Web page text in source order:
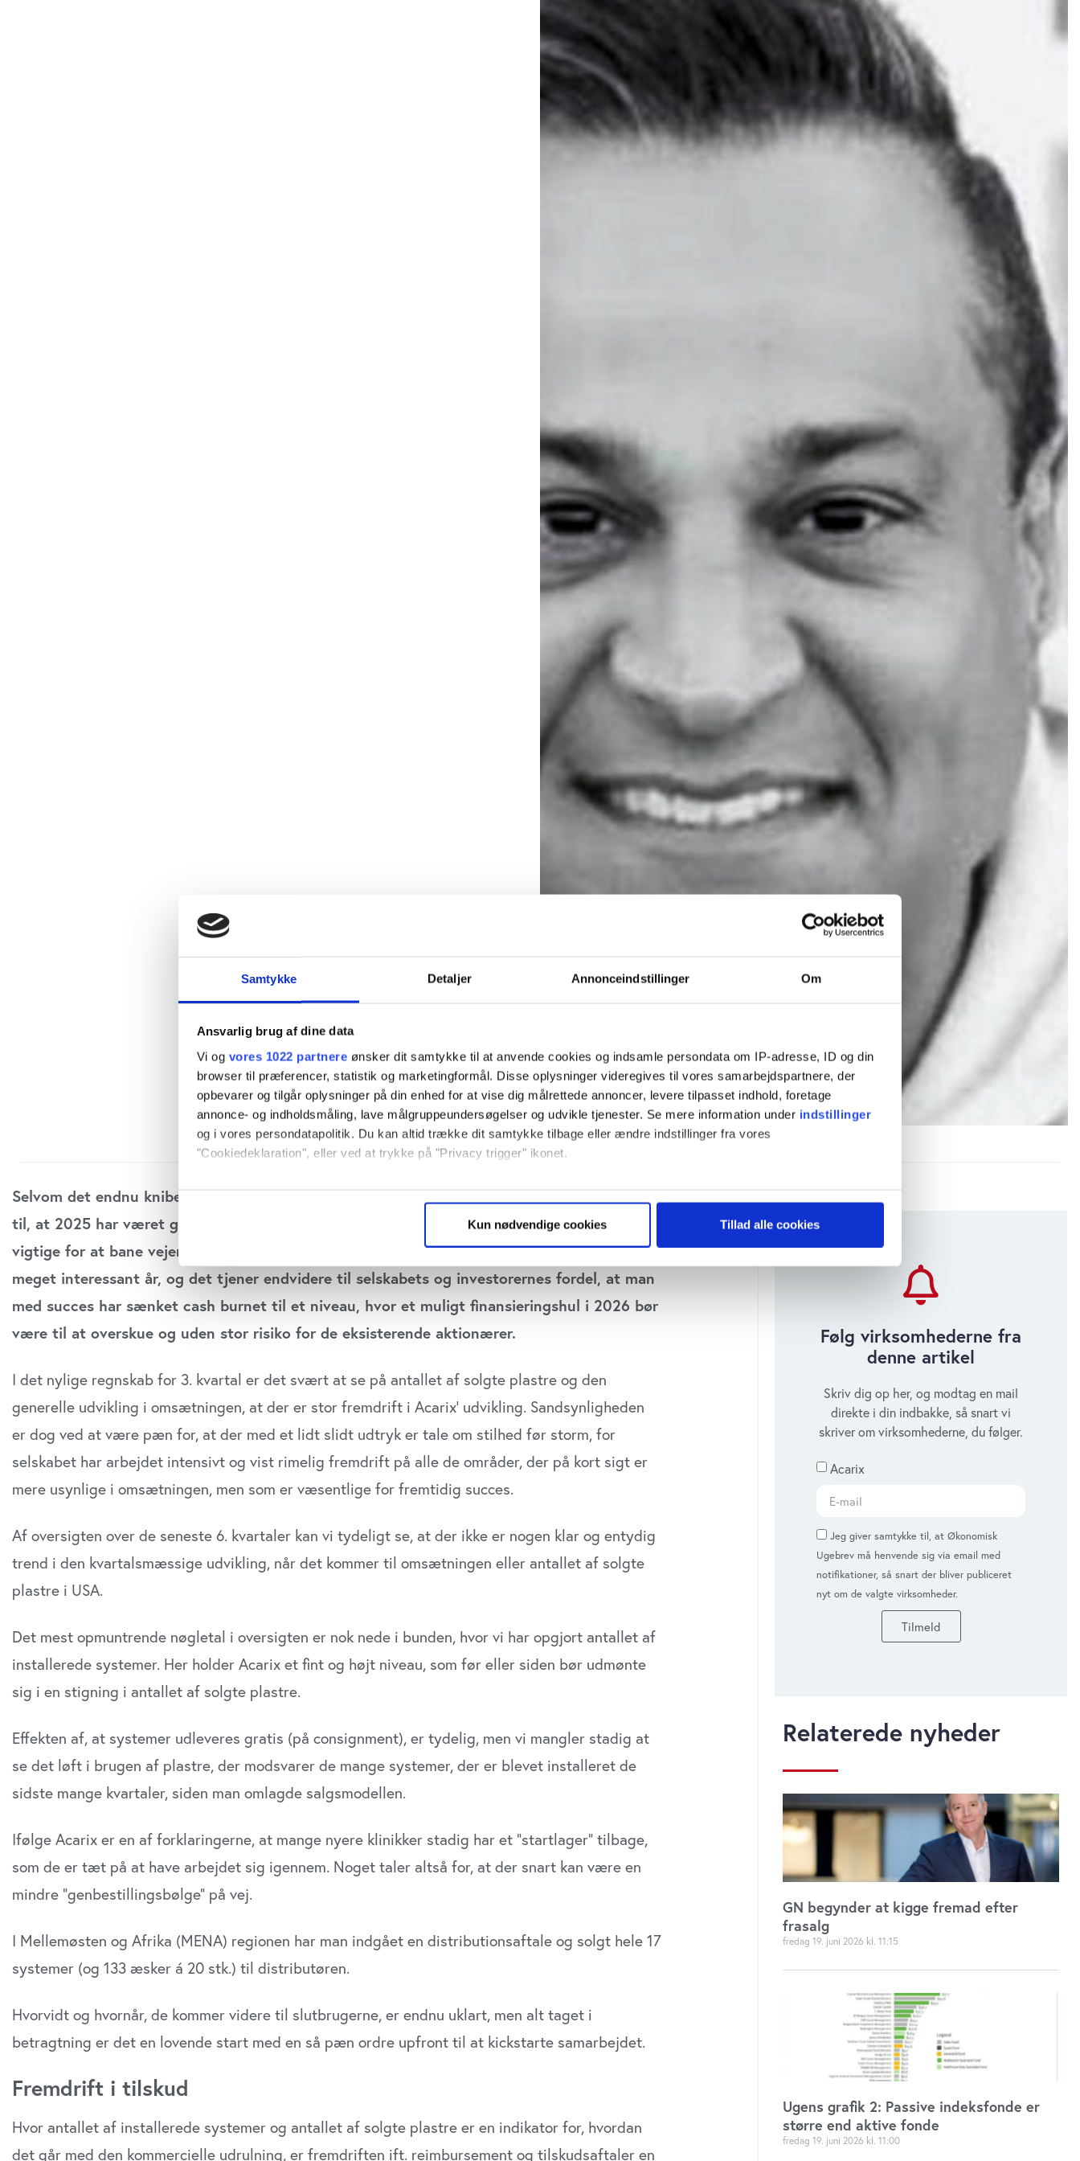
Samtykke Detaljer Annonceindstillinger Om
Ansvarlig brug af dine data
Vi og vores 1022 partnere ønsker dit samtykke til at anvende cookies og indsamle persondata om IP-adresse, ID og din
browser til præferencer, statistik og marketingformål. Disse oplysninger videregives til vores samarbejdspartnere, der
opbevarer og tilgår oplysninger på din enhed for at vise dig målrettede annoncer, levere tilpasset indhold, foretage
annonce- og indholdsmåling, lave målgruppeundersøgelser og udvikle tjenester. Se mere information under indstillinger
og i vores persondatapolitik. Du kan altid trække dit samtykke tilbage eller ændre indstillinger fra vores
"Cookiedeklaration", eller ved at trykke på "Privacy trigger" ikonet.
Hvis du tillader det, vil vi også gerne:
Identificere din enhed baseret på en scanning af dens unikke karakteristika (fingerprinting)
vores trafik. Vi deler også oplysninger om din brug af vores website med vores partnere inden for sociale medier,
annonceringspartnere og analysepartnere. Vores partnere kan kombinere disse data med andre oplysninger, du har givet
dem, eller som de har indsamlet fra din brug af deres tjenester. Du samtykker til vores cookies, hvis du fortsætter med at
anvende vores hjemmeside.
Kun nødvendige cookies Tillad alle cookies
Aamir Mahmood – CEO hos Acarix
Selvom det endnu kniber med fremdriften i de økonomiske nøgletal, så ser det bestemt ud
til, at 2025 har været givtig på mange af de mere usynlige niveauer, der stadig er enormt
vigtige for at bane vejen for kommerciel succes i USA. Dermed kan 2026 stadig blive et
meget interessant år, og det tjener endvidere til selskabets og investorernes fordel, at man
med succes har sænket cash burnet til et niveau, hvor et muligt finansieringshul i 2026 bør
være til at overskue og uden stor risiko for de eksisterende aktionærer.
I det nylige regnskab for 3. kvartal er det svært at se på antallet af solgte plastre og den
generelle udvikling i omsætningen, at der er stor fremdrift i Acarix’ udvikling. Sandsynligheden
er dog ved at være pæn for, at der med et lidt slidt udtryk er tale om stilhed før storm, for
selskabet har arbejdet intensivt og vist rimelig fremdrift på alle de områder, der på kort sigt er
mere usynlige i omsætningen, men som er væsentlige for fremtidig succes.
Af oversigten over de seneste 6. kvartaler kan vi tydeligt se, at der ikke er nogen klar og entydig
trend i den kvartalsmæssige udvikling, når det kommer til omsætningen eller antallet af solgte
plastre i USA.
Det mest opmuntrende nøgletal i oversigten er nok nede i bunden, hvor vi har opgjort antallet af
installerede systemer. Her holder Acarix et fint og højt niveau, som før eller siden bør udmønte
sig i en stigning i antallet af solgte plastre.
Effekten af, at systemer udleveres gratis (på consignment), er tydelig, men vi mangler stadig at
se det løft i brugen af plastre, der modsvarer de mange systemer, der er blevet installeret de
sidste mange kvartaler, siden man omlagde salgsmodellen.
Ifølge Acarix er en af forklaringerne, at mange nyere klinikker stadig har et ”startlager” tilbage,
som de er tæt på at have arbejdet sig igennem. Noget taler altså for, at der snart kan være en
mindre ”genbestillingsbølge” på vej.
I Mellemøsten og Afrika (MENA) regionen har man indgået en distributionsaftale og solgt hele 17
systemer (og 133 æsker á 20 stk.) til distributøren.
Hvorvidt og hvornår, de kommer videre til slutbrugerne, er endnu uklart, men alt taget i
betragtning er det en lovende start med en så pæn ordre upfront til at kickstarte samarbejdet.
Fremdrift i tilskud
Hvor antallet af installerede systemer og antallet af solgte plastre er en indikator for, hvordan
det går med den kommercielle udrulning, er fremdriften ift. reimbursement og tilskudsaftaler en
Følg virksomhederne fra
denne artikel
Skriv dig op her, og modtag en mail
direkte i din indbakke, så snart vi
skriver om virksomhederne, du følger.
Acarix
Jeg giver samtykke til, at Økonomisk
Ugebrev må henvende sig via email med
notifikationer, så snart der bliver publiceret
nyt om de valgte virksomheder.
Tilmeld
Relaterede nyheder
GN begynder at kigge fremad efter
frasalg
fredag 19. juni 2026 11:15
Ugens grafik 2: Passive indeksfonde er
større end aktive fonde
fredag 19. juni 2026 11:00